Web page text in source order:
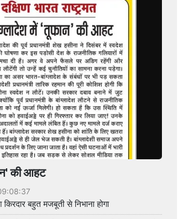
की आहट
बहुत मजबूती से निभाना होगा